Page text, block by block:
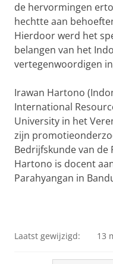
de hervormingen
hechtte aan
Hierdoor werd het
belangen van het
vertegenwoordigen
Irawan Hartono
International
University in het
zijn
Bedrijfskunde van
Hartono is docent
Parahyangan in
Laatst gewijzigd: 13